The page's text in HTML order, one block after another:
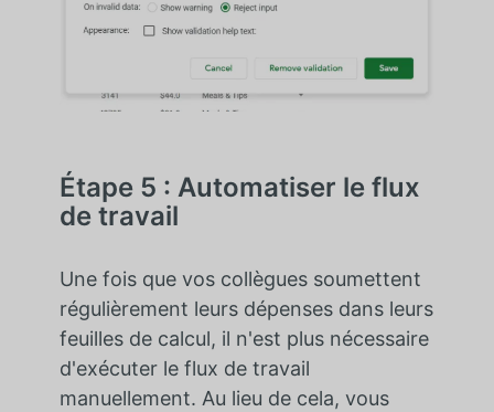
Étape 5 : Automatiser le flux
de travail
Une fois que vos collègues soumettent
régulièrement leurs dépenses dans leurs
feuilles de calcul, il n'est plus nécessaire
d'exécuter le flux de travail
manuellement. Au lieu de cela, vous